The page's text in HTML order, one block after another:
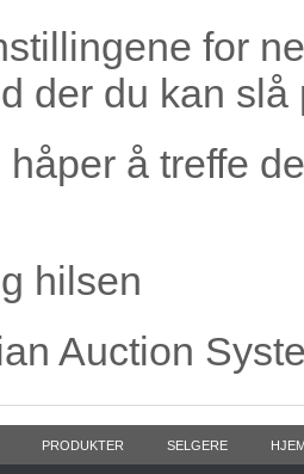
for
der du kan
håper å treffe
hilsen
Auction
PRODUKTER SELGERE